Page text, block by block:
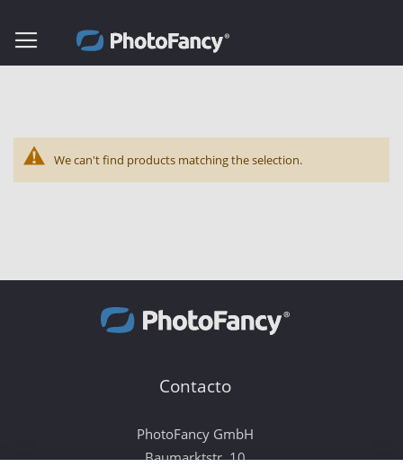
We can't find products matching the selection.
Contacto
PhotoFancy GmbH
Baumarktstr. 10